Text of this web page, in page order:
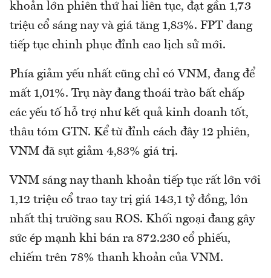
khoản lớn phiên thứ hai liên tục, đạt gần 1,73
triệu cổ sáng nay và giá tăng 1,83%. FPT đang
tiếp tục chinh phục đỉnh cao lịch sử mới.
Phía giảm yếu nhất cũng chỉ có VNM, đang để
mất 1,01%. Trụ này đang thoái trào bất chấp
các yếu tố hỗ trợ như kết quả kinh doanh tốt,
thâu tóm GTN. Kể từ đỉnh cách đây 12 phiên,
VNM đã sụt giảm 4,83% giá trị.
VNM sáng nay thanh khoản tiếp tục rất lớn với
1,12 triệu cổ trao tay trị giá 143,1 tỷ đồng, lớn
nhất thị trường sau ROS. Khối ngoại đang gây
sức ép mạnh khi bán ra 872.230 cổ phiếu,
chiếm trên 78% thanh khoản của VNM.